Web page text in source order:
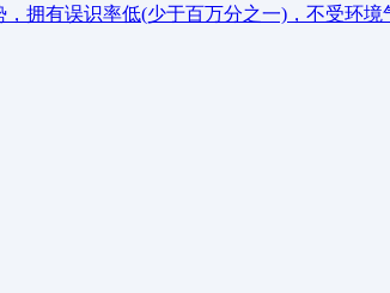
拥有误识率低(少于百万分之一)，不受环